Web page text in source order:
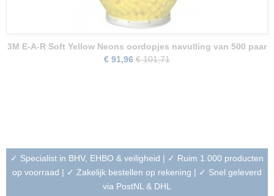
3M E-A-R Soft Yellow Neons oordopjes navulling van 500 paar
€ 91,96 € 101,71
✓ Specialist in BHV, EHBO & veiligheid | ✓ Ruim 1.000 producten
op voorraad | ✓ Zakelijk bestellen op rekening | ✓ Snel geleverd
via PostNL & DHL